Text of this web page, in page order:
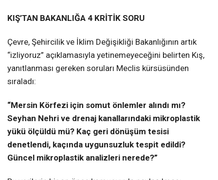
KIŞ’TAN BAKANLIĞA 4 KRİTİK SORU
Çevre, Şehircilik ve İklim Değişikliği Bakanlığının artık
“izliyoruz” açıklamasıyla yetinemeyeceğini belirten Kış,
yanıtlanması gereken soruları Meclis kürsüsünden
sıraladı:
“Mersin Körfezi için somut önlemler alındı mı?
Seyhan Nehri ve drenaj kanallarındaki mikroplastik
yükü ölçüldü mü? Kaç geri dönüşüm tesisi
denetlendi, kaçında uygunsuzluk tespit edildi?
Güncel mikroplastik analizleri nerede?”